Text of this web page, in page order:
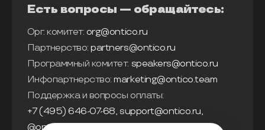
Есть вопросы — обращайтесь:
Орг. комитет: org@ontico.ru
Партнерство: partners@ontico.ru
Программный комитет: speakers@ontico.ru
Инфопартнерство: marketing@ontico.team
Поддержка и вопросы оплаты:
+7 (495) 646-07-68, support@ontico.ru,
@ontico_support